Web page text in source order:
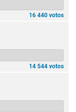
16 440 votos
14 544 votos